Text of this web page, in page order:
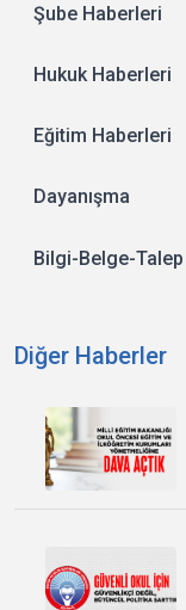
Şube Haberleri
Hukuk Haberleri
Eğitim Haberleri
Dayanışma
Bilgi-Belge-Talep
Diğer Haberler